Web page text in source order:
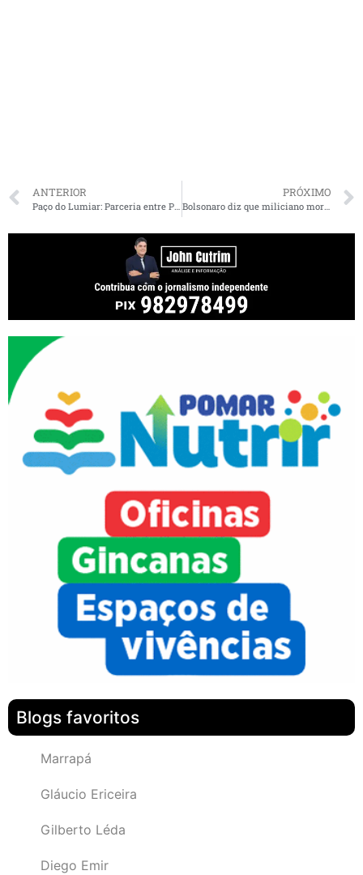
ANTERIOR
Paço do Lumiar: Parceria entre Prefeitura e Governo do Estado vai ampliar os atendimentos de saúde no município
PRÓXIMO
Bolsonaro diz que miliciano morto era um herói quando foi homenageado por Flávio
Blogs favoritos
Marrapá
Gláucio Ericeira
Gilberto Léda
Diego Emir